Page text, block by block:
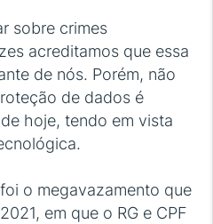
sobre crimes
acreditamos que essa
de nós. Porém, não
de dados é
hoje, tendo em vista
o megavazamento que
em que o RG e CPF